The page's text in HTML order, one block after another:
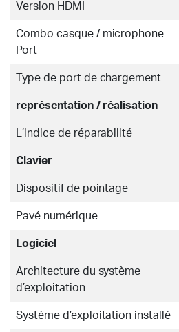
Version HDMI
Combo casque / microphone
Port
Type de port de chargement
représentation / réalisation
L’indice de réparabilité
Clavier
Dispositif de pointage
Pavé numérique
Logiciel
Architecture du système
d’exploitation
Système d’exploitation installé